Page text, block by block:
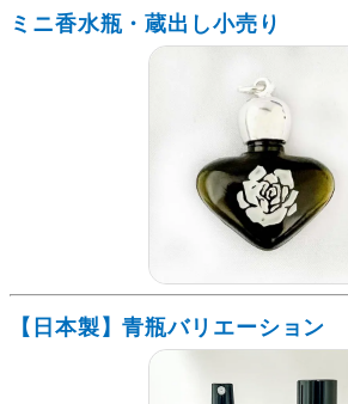
ミニ香水瓶・蔵出し小売り
【日本製】青瓶バリエーション